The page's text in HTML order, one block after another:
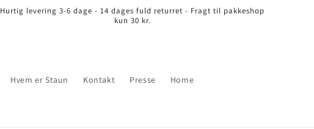
Hurtig levering 3-6 dage - 14 dages fuld returret - Fragt til pakkeshop
kun 30 kr.
Hvem er Staun Kontakt Presse Home